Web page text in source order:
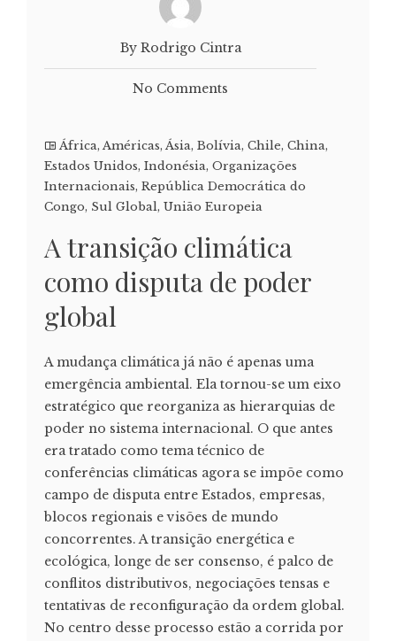
By Rodrigo Cintra
No Comments
África, Américas, Ásia, Bolívia, Chile, China,
Estados Unidos, Indonésia, Organizações
Internacionais, República Democrática do
Congo, Sul Global, União Europeia
A transição climática
como disputa de poder
global
A mudança climática já não é apenas uma
emergência ambiental. Ela tornou-se um eixo
estratégico que reorganiza as hierarquias de
poder no sistema internacional. O que antes
era tratado como tema técnico de
conferências climáticas agora se impõe como
campo de disputa entre Estados, empresas,
blocos regionais e visões de mundo
concorrentes. A transição energética e
ecológica, longe de ser consenso, é palco de
conflitos distributivos, negociações tensas e
tentativas de reconfiguração da ordem global.
No centro desse processo estão a corrida por